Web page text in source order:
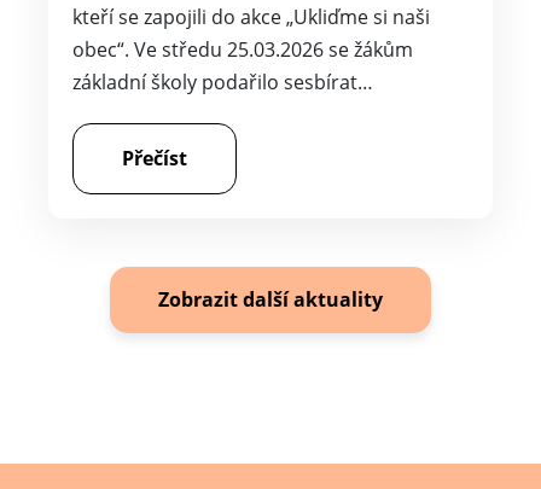
kteří se zapojili do akce „Ukliďme si naši
obec“. Ve středu 25.03.2026 se žákům
základní školy podařilo sesbírat…
Přečíst
Zobrazit další aktuality